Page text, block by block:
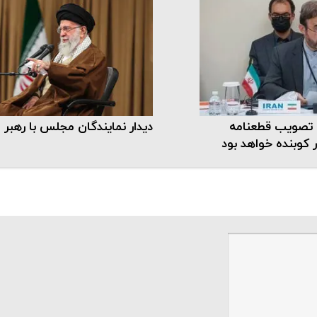
قطعنامه
کوبنده خواهد بود
دیدار نمایندگان مجلس با رهبر